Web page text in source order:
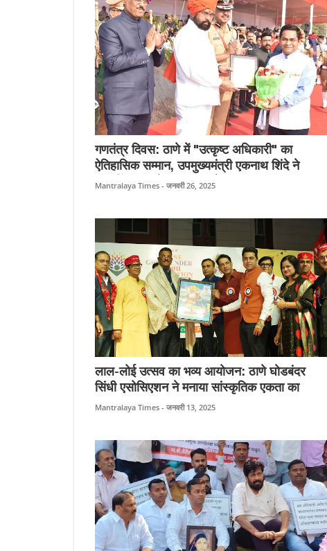
गणतंत्र दिवस: ठाणे में "उत्कृष्ट अधिकारी" का
ऐतिहासिक सम्मान, उपमुख्यमंत्री एकनाथ शिंदे ने
प्रशस्ति पत्र देकर बढ़ाया गौरव।
Mantralaya Times - जनवरी 26, 2025
लाल-लोई उत्सव का भव्य आयोजन: ठाणे घोडबंदर
सिंधी एसोसिएशन ने मनाया सांस्कृतिक एकता का
जश्न।
Mantralaya Times - जनवरी 13, 2025